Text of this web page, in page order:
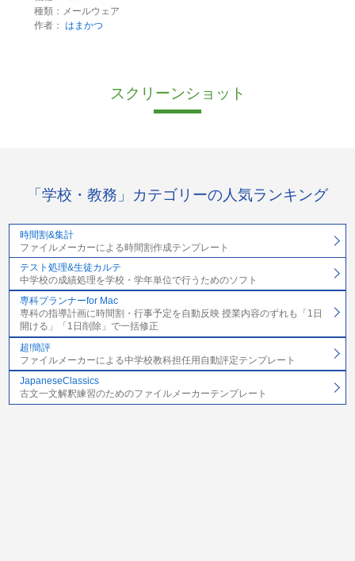
種類：メールウェア
作者： はまかつ
スクリーンショット
「学校・教務」カテゴリーの人気ランキング
時間割&集計
ファイルメーカーによる時間割作成テンプレート
テスト処理&生徒カルテ
中学校の成績処理を学校・学年単位で行うためのソフト
専科プランナーfor Mac
専科の指導計画に時間割・行事予定を自動反映 授業内容のずれも「1日
開ける」「1日削除」で一括修正
超!簡評
ファイルメーカーによる中学校教科担任用自動評定テンプレート
JapaneseClassics
古文一文解釈練習のためのファイルメーカーテンプレート